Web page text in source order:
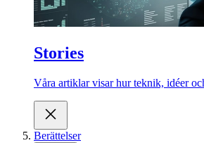
Stories
Våra artiklar visar hur teknik, idéer
Berättelser